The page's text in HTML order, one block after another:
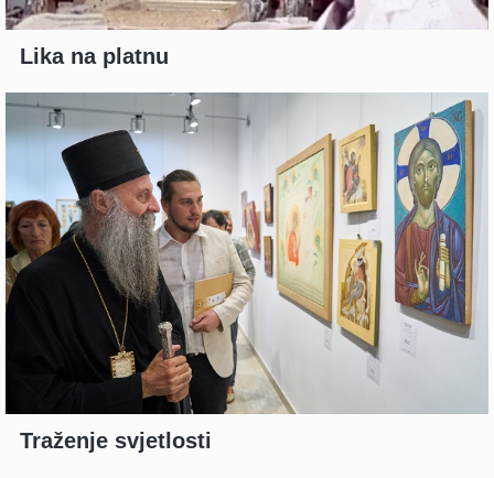
Lika na platnu
Traženje svjetlosti